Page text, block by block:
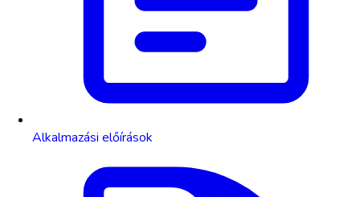
Alkalmazási előírások